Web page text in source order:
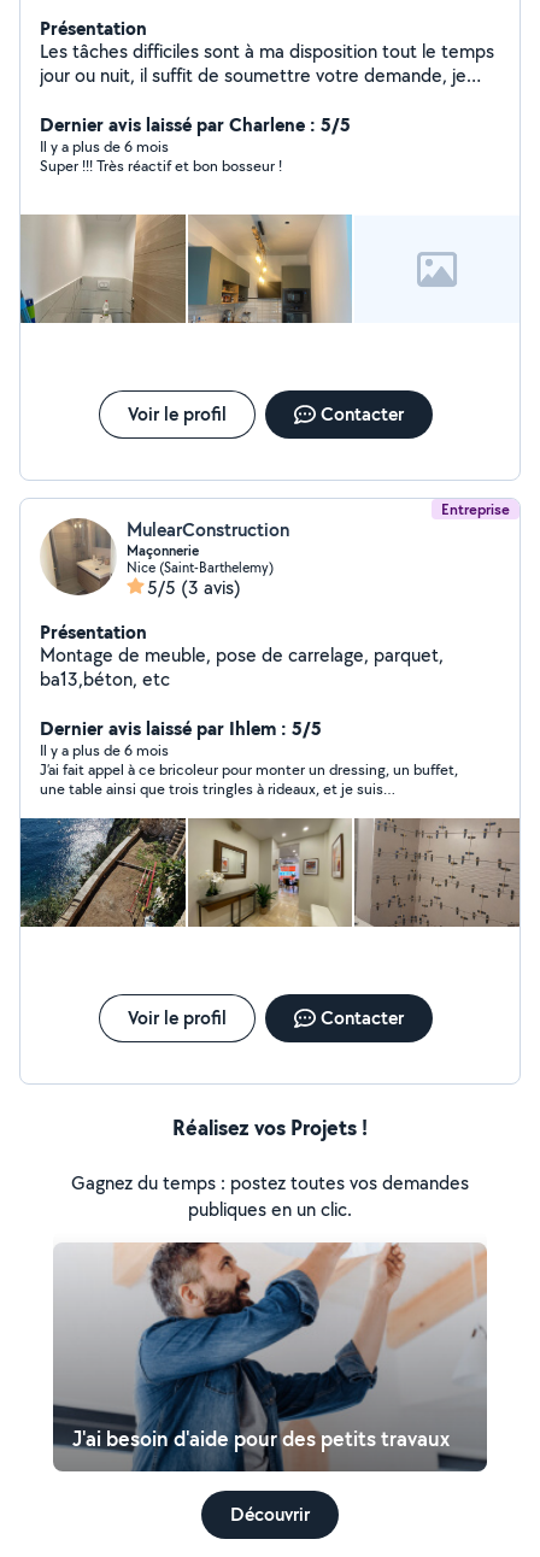
Présentation
Les tâches difficiles sont à ma disposition tout le temps
jour ou nuit, il suffit de soumettre votre demande, je
Dernier avis laissé par Charlene : 5/5
Il y a plus de 6 mois
Super !!! Très réactif et bon bosseur !
Voir le profil Contacter
Entreprise
MulearConstruction
Maçonnerie
Nice (Saint-Barthelemy)
5/5 (3 avis)
Présentation
Montage de meuble, pose de carrelage, parquet,
ba13,béton, etc
Dernier avis laissé par Ihlem : 5/5
Il y a plus de 6 mois
J’ai fait appel à ce bricoleur pour monter un dressing, un buffet,
une table ainsi que trois tringles à rideaux, et je suis
terminé à 12h avec un travail impeccable, propre et
parfaitement réalisé. Personne très professionnelle, efficace,
ponctuelle et soigneuse. Le montage a été fait avec sérieux et
rapidité, tout en respectant mes demandes. Je recommande à
100 % et je n’hésiterai pas à refaire appel à lui pour d’autres
travaux. Encore merci pour votre excellent travail !
Voir le profil Contacter
Réalisez vos Projets !
Gagnez du temps : postez toutes vos demandes
publiques en un clic.
J'ai besoin d'aide pour des petits travaux
Découvrir